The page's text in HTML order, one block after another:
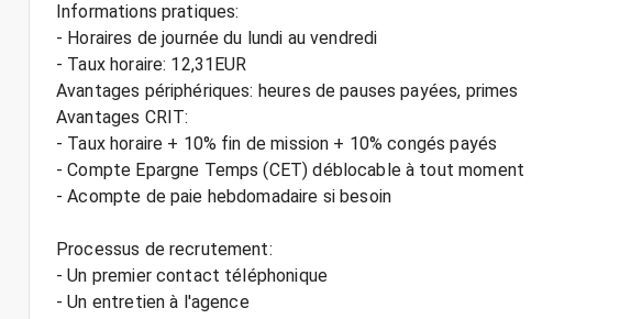
Informations pratiques:
- Horaires de journée du lundi au vendredi
- Taux horaire: 12,31EUR
Avantages périphériques: heures de pauses payées, primes
Avantages CRIT:
- Taux horaire + 10% fin de mission + 10% congés payés
- Compte Epargne Temps (CET) déblocable à tout moment
- Acompte de paie hebdomadaire si besoin
Processus de recrutement:
- Un premier contact téléphonique
- Un entretien à l'agence